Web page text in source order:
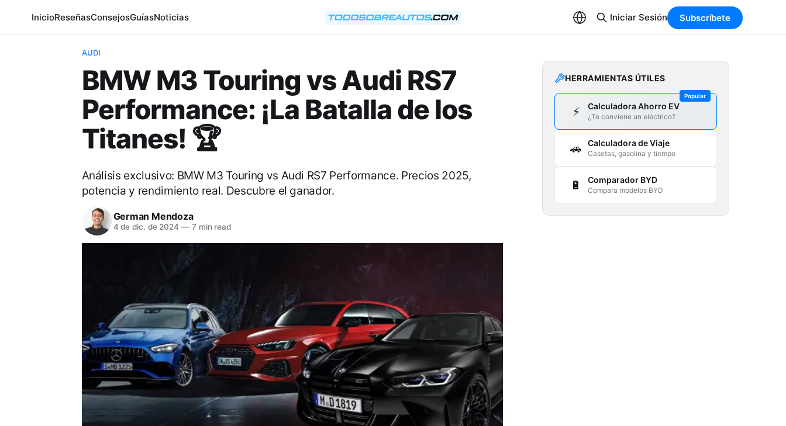
InicioReseñasConsejosGuíasNoticias Iniciar Sesión Subscríbete
AUDI
BMW M3 Touring vs Audi RS7
Performance: ¡La Batalla de los
Titanes! 🏆
Análisis exclusivo: BMW M3 Touring vs Audi RS7 Performance. Precios 2025,
potencia y rendimiento real. Descubre el ganador.
German Mendoza
4 de dic. de 2024 —7 min read
HERRAMIENTAS ÚTILES
Popular
⚡ Calculadora Ahorro EV
¿Te conviene un eléctrico?
🚗 Calculadora de Viaje
Casetas, gasolina y tiempo
🔋 Comparador BYD
Compara modelos BYD